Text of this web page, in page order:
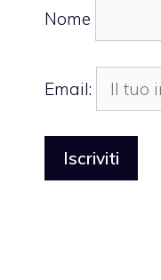
Nome
Email: